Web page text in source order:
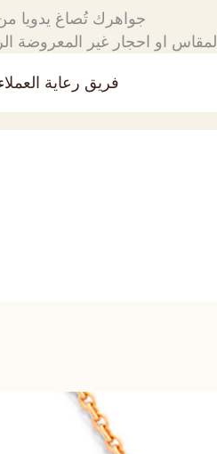
جواهرك تُصاغ يدويا
لمقاس او احجار غير المعروضة
فريق رعاية